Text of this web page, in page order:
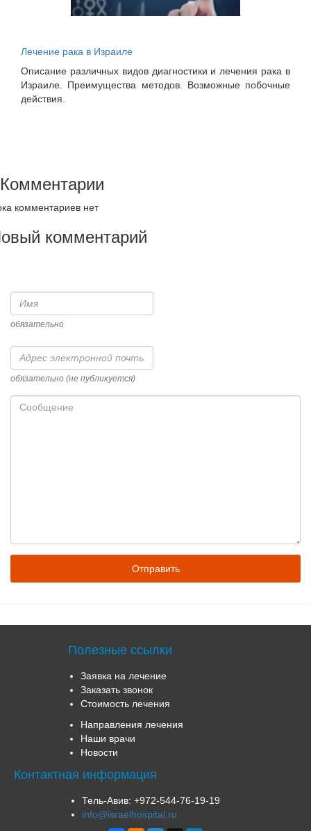
Лечение рака в Израиле
Описание различных видов диагностики и лечения рака в
Израиле. Преимущества методов. Возможные побочные
действия.
Комментарии
комментариев нет
комментарий
Имя
обязательно
Адрес
электронной
почты
обязательно (не публикуется)
Сообщение
Полезные ссылки
Заявка на лечение
Заказать звонок
Стоимость лечения
Направления лечения
Наши врачи
Новости
Контактная информация
Тель-Авив: +972-544-76-19-19
info@israelhospital.ru